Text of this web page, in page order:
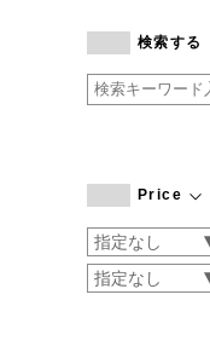
by
DEAN
検索する
Price